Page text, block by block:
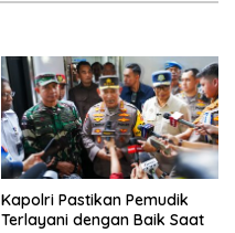
Kapolri Pastikan Pemudik
Terlayani dengan Baik Saat